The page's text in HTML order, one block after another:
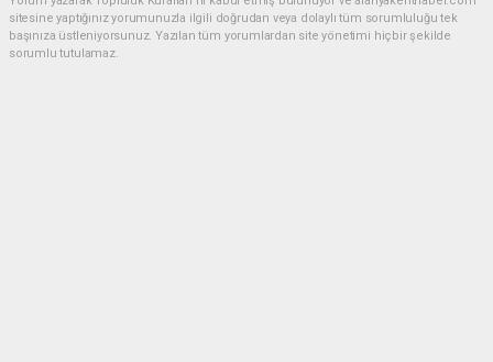
sitesine yaptığınız yorumunuzla ilgili doğrudan veya dolaylı tüm sorumluluğu tek
başınıza üstleniyorsunuz. Yazılan tüm yorumlardan site yönetimi hiçbir şekilde
sorumlu tutulamaz.